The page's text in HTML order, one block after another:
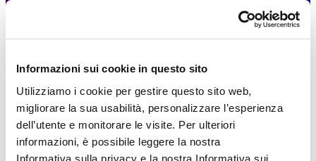
Informazioni sui cookie in questo sito
Utilizziamo i cookie per gestire questo sito web,
migliorare la sua usabilità, personalizzare l’esperienza
dell’utente e monitorare le visite. Per ulteriori
informazioni, è possibile leggere la nostra
Informativa sulla privacy e la nostra Informativa sui